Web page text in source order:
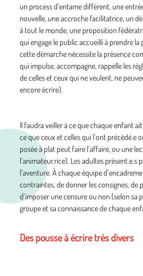
un process d’entame différent, une
nouvelle, une accroche facilitatrice, un
à tout le monde, une proposition
qui engage le public accueilli à prendre la
cette démarche nécessite la présence
qui impulse, accompagne, rappelle les
de celles et ceux qui ne veulent, ne
encore écrire).
Il faudra veiller à ce que chaque enfant
ce que ceux et celles qui l’ont précédé.e
posée à plat peut faire l’affaire, ou une
l’animateur.rice). Les adultes présent.e.s
l’aventure. À chaque équipe
contraintes, de donner les consignes, de
d’imposer une censure ou non (selon sa
groupe et sa connaissance de chaque
Des pousse à écrire très divers